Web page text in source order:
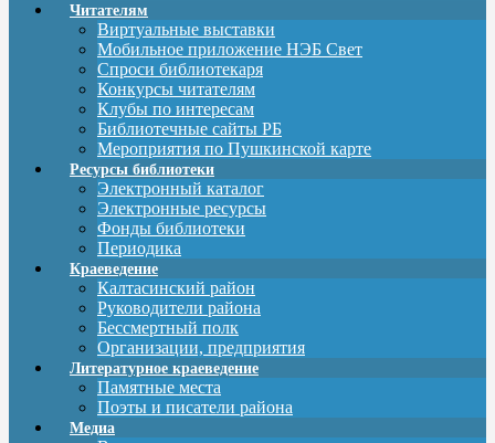
Читателям
Виртуальные выставки
Мобильное приложение НЭБ Свет
Спроси библиотекаря
Конкурсы читателям
Клубы по интересам
Библиотечные сайты РБ
Мероприятия по Пушкинской карте
Ресурсы библиотеки
Электронный каталог
Электронные ресурсы
Фонды библиотеки
Периодика
Краеведение
Калтасинский район
Руководители района
Бессмертный полк
Организации, предприятия
Литературное краеведение
Памятные места
Поэты и писатели района
Медиа